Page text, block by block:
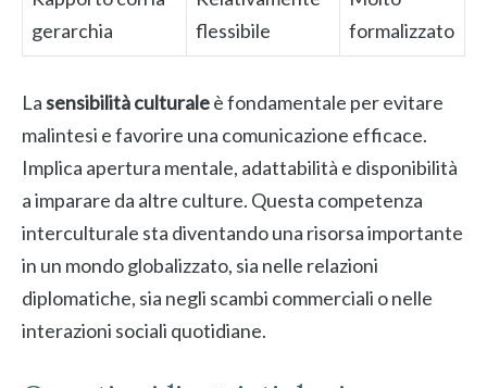
gerarchia
flessibile
formalizzato
Lasensibilità culturaleè fondamentale per evitare
malintesi e favorire una comunicazione efficace.
Implica apertura mentale, adattabilità e disponibilità
a imparare da altre culture. Questa competenza
interculturale sta diventando una risorsa importante
in un mondo globalizzato, sia nelle relazioni
diplomatiche, sia negli scambi commerciali o nelle
interazioni sociali quotidiane.